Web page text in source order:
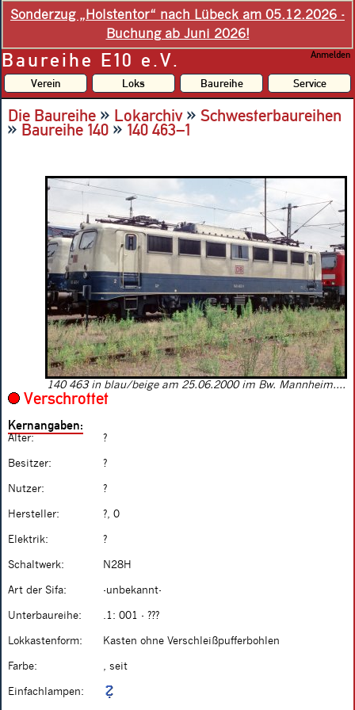
Sonderzug „Holstentor“ nach Lübeck am 05.12.2026 -
Buchung ab Juni 2026!
Baureihe E10 e.V. Anmelden
Verein Loks Baureihe Service
Die Baureihe » Lokarchiv» Schwesterbaureihen
»Baureihe 140 »140 463–1
140 463 in blau/beige am 25.06.2000 im Bw. Mannheim....
Verschrottet
Kernangaben:
Alter: ?
Besitzer: ?
Nutzer: ?
Hersteller: ?, 0
Elektrik: ?
Schaltwerk: N28H
Art der Sifa: -unbekannt-
Unterbaureihe: .1: 001 - ???
Lokkastenform: Kasten ohne Verschleißpufferbohlen
Farbe: , seit
Einfachlampen: